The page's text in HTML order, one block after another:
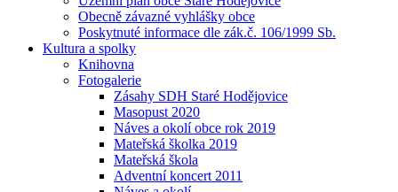
Obecně závazné vyhlášky obce
Poskytnuté informace dle zák.č. 106/1999 Sb.
Kultura a spolky
Knihovna
Fotogalerie
Zásahy SDH Staré Hodějovice
Masopust 2020
Náves a okolí obce rok 2019
Mateřská školka 2019
Mateřská škola
Adventní koncert 2011